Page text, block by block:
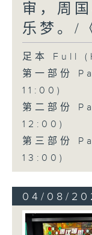
审，周
乐梦。/
足本 Full
第一部份
11:00)
第二部份
12:00)
第三部份
13:00)
04/08/